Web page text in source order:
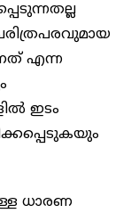
എന്ന
ഇടം
ധാരണ